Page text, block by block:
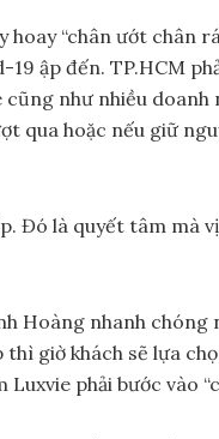
hoay “chân ướt
ập đến. TP.HCM
cũng như nhiều
qua hoặc nếu giữ
Đó là quyết tâm mà
Hoàng nhanh
giờ khách sẽ lựa
phải bước vào